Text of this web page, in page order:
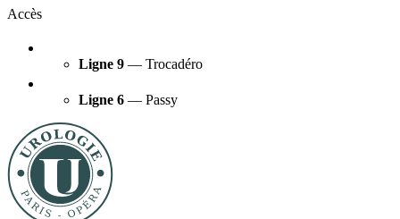
Accès
Ligne 9 — Trocadéro
Ligne 6 — Passy